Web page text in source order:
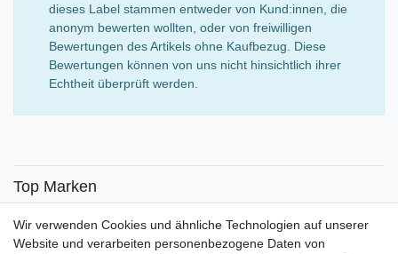
dieses Label stammen entweder von Kund:innen, die
anonym bewerten wollten, oder von freiwilligen
Bewertungen des Artikels ohne Kaufbezug. Diese
Bewertungen können von uns nicht hinsichtlich ihrer
Echtheit überprüft werden.
Top Marken
Top Themen
Wir verwenden Cookies und ähnliche Technologien auf unserer
Website und verarbeiten personenbezogene Daten von